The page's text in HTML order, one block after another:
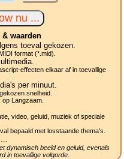
waarden
toeval gekozen.
format (*.mid).
effecten elkaar af in toevallige
dia's per minuut.
snelheid.
Langzaam.
video, geluid, muziek of speciale
bepaald met losstaande thema's.
dynamisch beeld en geluid, evenals
in toevallige volgorde.